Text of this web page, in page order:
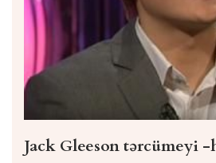
Jack Gleeson tərcümeyi -